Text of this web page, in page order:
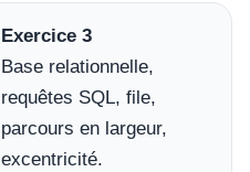
Exercice 3
Base relationnelle,
requêtes SQL, file,
parcours en largeur,
excentricité.